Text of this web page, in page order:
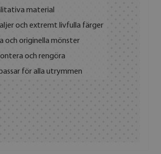
material
och extremt livfulla färger
och originella mönster
och rengöra
för alla utrymmen